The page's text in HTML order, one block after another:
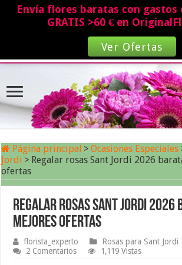
Página principal > Ocasiones Especiales
Jordi > Regalar rosas Sant Jordi 2026
ofertas
Regalar rosas Sant Jordi 2026
mejores ofertas
florista_experto
Rosas para Sant Jordi
2 Comentarios
1,119 Vistas
Envía flores baratas con gastos
GRATIS >60 € en
Ver Ofertas